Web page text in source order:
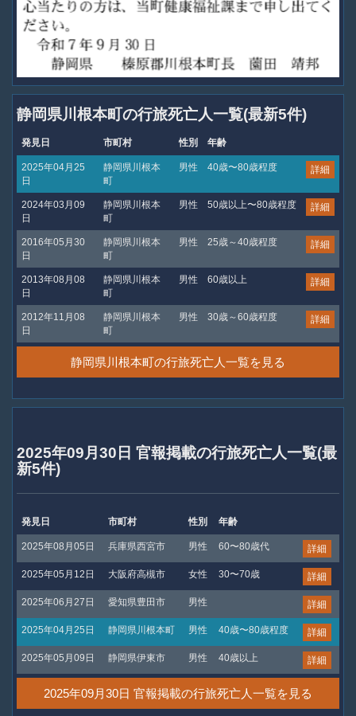
静岡県川根本町の行旅死亡人一覧(最新5件)
発見日 市町村 性別 年齢
2025年04月25
日
静岡県川根本
町
男性 40歳〜80歳程度 詳細
2024年03月09
日
静岡県川根本
町
男性 50歳以上〜80歳程度 詳細
2016年05月30
日
静岡県川根本
町
男性 25歳～40歳程度 詳細
2013年08月08
日
静岡県川根本
町
男性 60歳以上 詳細
2012年11月08
日
静岡県川根本
町
男性 30歳～60歳程度 詳細
静岡県川根本町の行旅死亡人一覧を見る
2025年09月30日 官報掲載の行旅死亡人一覧(最
新5件)
発見日 市町村 性別 年齢
2025年08月05日 兵庫県西宮市 男性 60〜80歳代 詳細
2025年05月12日 大阪府高槻市 女性 30〜70歳 詳細
2025年06月27日 愛知県豊田市 男性 詳細
2025年04月25日 静岡県川根本町 男性 40歳〜80歳程度 詳細
2025年05月09日 静岡県伊東市 男性 40歳以上 詳細
2025年09月30日 官報掲載の行旅死亡人一覧を見る